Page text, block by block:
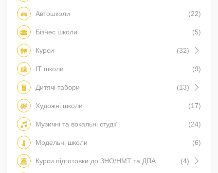
Автошколи (22)
Бізнес школи (5)
Курси (32)
IT школи (9)
Дитячі табори (13)
Художні школи (17)
Музичні та вокальні студії (24)
Модельні школи (6)
Курси підготовки до ЗНО/НМТ та ДПА (4)